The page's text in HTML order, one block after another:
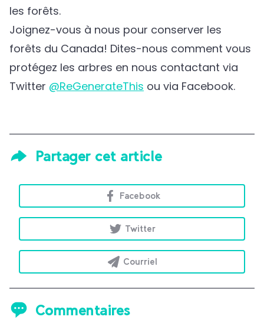
les forêts.
Joignez-vous à nous pour conserver les
forêts du Canada! Dites-nous comment vous
protégez les arbres en nous contactant via
Twitter @ReGenerateThis ou via Facebook.
Partager cet article
Facebook
Twitter
Courriel
Commentaires